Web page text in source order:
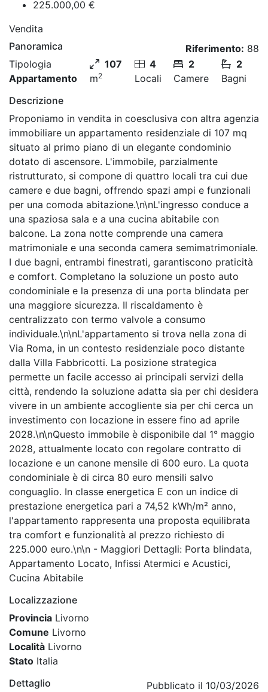
225.000,00 €
Vendita
Panoramica
Riferimento: 88
Tipologia
Appartamento
107
m2
4
Locali
2
Camere
2
Bagni
Descrizione
Proponiamo in vendita in coesclusiva con altra agenzia
immobiliare un appartamento residenziale di 107 mq
situato al primo piano di un elegante condominio
dotato di ascensore. L'immobile, parzialmente
ristrutturato, si compone di quattro locali tra cui due
camere e due bagni, offrendo spazi ampi e funzionali
per una comoda abitazione.\n\nL'ingresso conduce a
una spaziosa sala e a una cucina abitabile con
balcone. La zona notte comprende una camera
matrimoniale e una seconda camera semimatrimoniale.
I due bagni, entrambi finestrati, garantiscono praticità
e comfort. Completano la soluzione un posto auto
condominiale e la presenza di una porta blindata per
una maggiore sicurezza. Il riscaldamento è
centralizzato con termo valvole a consumo
individuale.\n\nL'appartamento si trova nella zona di
Via Roma, in un contesto residenziale poco distante
dalla Villa Fabbricotti. La posizione strategica
permette un facile accesso ai principali servizi della
città, rendendo la soluzione adatta sia per chi desidera
vivere in un ambiente accogliente sia per chi cerca un
investimento con locazione in essere fino ad aprile
2028.\n\nQuesto immobile è disponibile dal 1° maggio
2028, attualmente locato con regolare contratto di
locazione e un canone mensile di 600 euro. La quota
condominiale è di circa 80 euro mensili salvo
conguaglio. In classe energetica E con un indice di
prestazione energetica pari a 74,52 kWh/m² anno,
l'appartamento rappresenta una proposta equilibrata
tra comfort e funzionalità al prezzo richiesto di
225.000 euro.\n\n - Maggiori Dettagli: Porta blindata,
Appartamento Locato, Infissi Atermici e Acustici,
Cucina Abitabile
Localizzazione
Provincia Livorno
Comune Livorno
Località Livorno
Stato Italia
Dettaglio
Pubblicato il 10/03/2026